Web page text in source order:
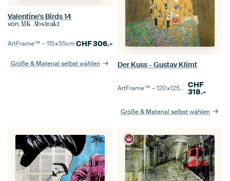
Valentine's Birds 14
von MK Abstrakt
ArtFrame™ –115×55cmCHF306.-
Größe & Material selbst wählen Der Kuss - Gustav Klimt
ArtFrame™ –120×125cmCHF
318.-
Größe & Material selbst wählen